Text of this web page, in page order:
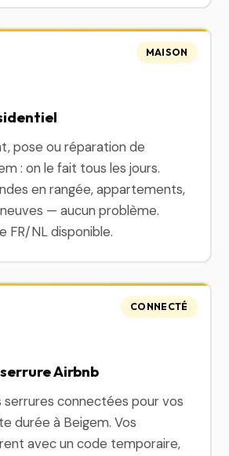
pose ou réparation de
: on le fait tous les jours.
en rangée, appartements,
— aucun problème.
FR/NL disponible.
MAISON
Airbnb
serrures connectées pour vos
durée à Beigem. Vos
avec un code temporaire,
CONNECTÉ